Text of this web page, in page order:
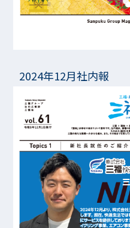
2024年12月社内報